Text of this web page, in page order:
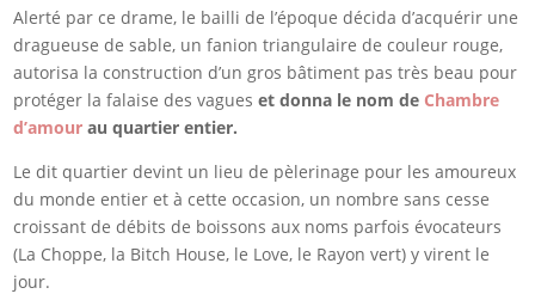
Alerté par ce drame, le bailli de l’époque décida d’acquérir une
dragueuse de sable, un fanion triangulaire de couleur rouge,
autorisa la construction d’un gros bâtiment pas très beau pour
protéger la falaise des vagueset donna le nom de Chambre
d’amour au quartier entier.
Le dit quartier devint un lieu de pèlerinage pour les amoureux
du monde entier et à cette occasion, un nombre sans cesse
croissant de débits de boissons aux noms parfois évocateurs
(La Choppe, la Bitch House, le Love, le Rayon vert) y virent le
jour.